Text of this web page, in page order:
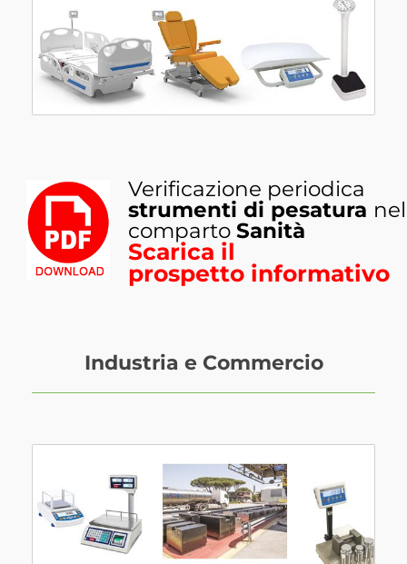
Verificazione periodica
strumenti di pesatura nel
comparto Sanità
Scarica il
prospetto informativo
Industria e Commercio